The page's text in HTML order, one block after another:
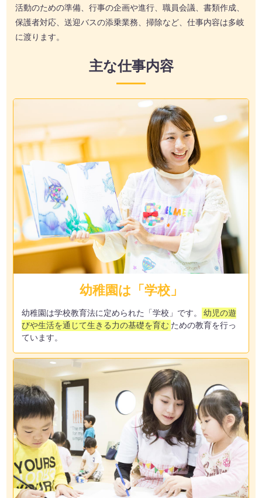
活動のための準備、行事の企画や進行、職員会議、書類作成、
保護者対応、送迎バスの添乗業務、掃除など、仕事内容は多岐
に渡ります。
主な仕事内容
幼稚園は「学校」
幼稚園は学校教育法に定められた「学校」です。
幼児の遊
びや生活を通じて生きる力の基礎を育む ための教育を行っ
ています。